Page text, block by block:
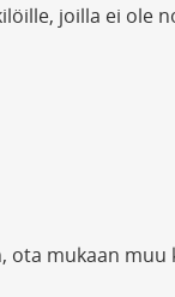
joilla ei ole
ota mukaan muu